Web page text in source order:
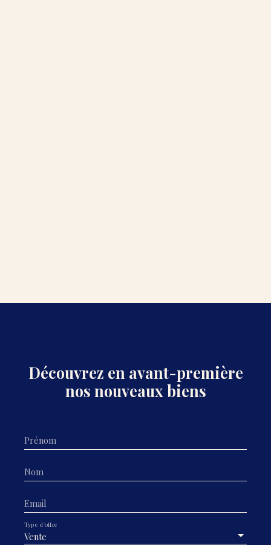
Découvrez en avant-première
nos nouveaux biens
Prénom
Nom
Email
Vente
Type d'offre